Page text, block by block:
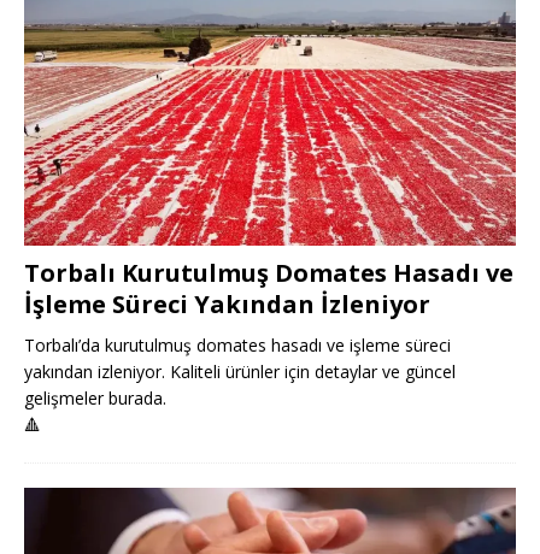
Torbalı Kurutulmuş Domates Hasadı ve
İşleme Süreci Yakından İzleniyor
Torbalı’da kurutulmuş domates hasadı ve işleme süreci
yakından izleniyor. Kaliteli ürünler için detaylar ve güncel
gelişmeler burada.
🔺